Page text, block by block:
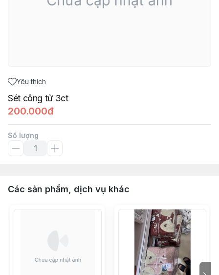
Yêu thích
Sét công tử 3ct
200.000đ
Số lượng
Các sản phẩm, dịch vụ khác